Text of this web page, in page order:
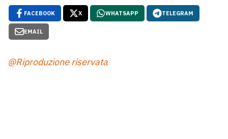
FACEBOOK X WHATSAPP TELEGRAM
EMAIL
@Riproduzione riservata